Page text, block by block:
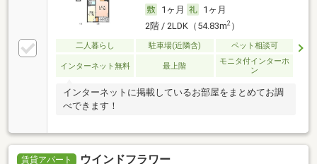
1ヶ月
1ヶ月
2階 / 2LDK（54.83m2）
二人暮らし 駐車場(近隣含) ペット相談可
インターネット無料 最上階
モニタ付インターホ
ン
インターネットに掲載しているお部屋をまとめてお調
べできます！
賃貸アパート ウインドフラワー